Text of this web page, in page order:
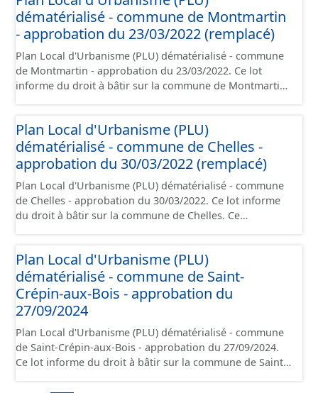
règlement (à l'exception des plans de zonages), les
annexes, les orientations d'aménagement et les données
géographiques. Malgré l'attention portée à la création
de ces données, il est rappelé que seuls les documents
papier font foi et sont opposables d'un point de vue
juridique.
dématérialisé - commune de Montmartin
- approbation du 23/03/2022 (remplacé)
Plan Local d'Urbanisme (PLU) dématérialisé - commune
de Montmartin - approbation du 23/03/2022. Ce lot
informe du droit à bâtir sur la commune de Montmartin.
administratives, le rapport de présentation, le PADD, le
règlement (à l'exception des plans de zonages), les
annexes, les orientations d'aménagement et les données
géographiques. Malgré l'attention portée à la création
de ces données, il est rappelé que seuls les documents
papier font foi et sont opposables d'un point de vue
juridique.
Plan Local d'Urbanisme (PLU)
dématérialisé - commune de Chelles -
approbation du 30/03/2022 (remplacé)
Plan Local d'Urbanisme (PLU) dématérialisé - commune
de Chelles - approbation du 30/03/2022. Ce lot informe
du droit à bâtir sur la commune de Chelles. Ce
administratives, le rapport de présentation, le PADD, le
règlement (à l'exception des plans de zonages), les
annexes, les orientations d'aménagement et les données
géographiques. Malgré l'attention portée à la création
de ces données, il est rappelé que seuls les documents
papier font foi et sont opposables d'un point de vue
juridique.
Plan Local d'Urbanisme (PLU)
dématérialisé - commune de Saint-
Crépin-aux-Bois - approbation du
27/09/2024
Plan Local d'Urbanisme (PLU) dématérialisé - commune
de Saint-Crépin-aux-Bois - approbation du 27/09/2024.
Ce lot informe du droit à bâtir sur la commune de Saint-